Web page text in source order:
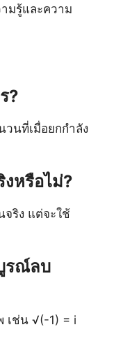
มรู้และความ
?
นที่เมื่อยกกำลัง
หรือไม่?
ริง แต่จะใช้
รณ์ลบ
เช่น √(-1) = i